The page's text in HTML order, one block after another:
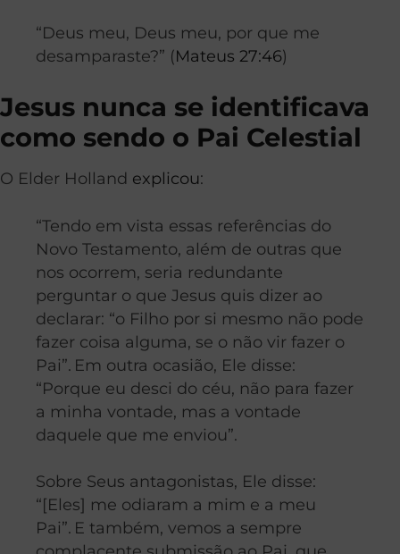
“Deus meu, Deus meu, por que me
desamparaste?” (Mateus 27:46)
Jesus nunca se identificava
como sendo o Pai Celestial
O Elder Holland explicou:
“Tendo em vista essas referências do
Novo Testamento, além de outras que
nos ocorrem, seria redundante
perguntar o que Jesus quis dizer ao
declarar: “o Filho por si mesmo não pode
fazer coisa alguma, se o não vir fazer o
Pai”. Em outra ocasião, Ele disse:
“Porque eu desci do céu, não para fazer
a minha vontade, mas a vontade
daquele que me enviou”.
Sobre Seus antagonistas, Ele disse:
“[Eles] me odiaram a mim e a meu
Pai”. E também, vemos a sempre